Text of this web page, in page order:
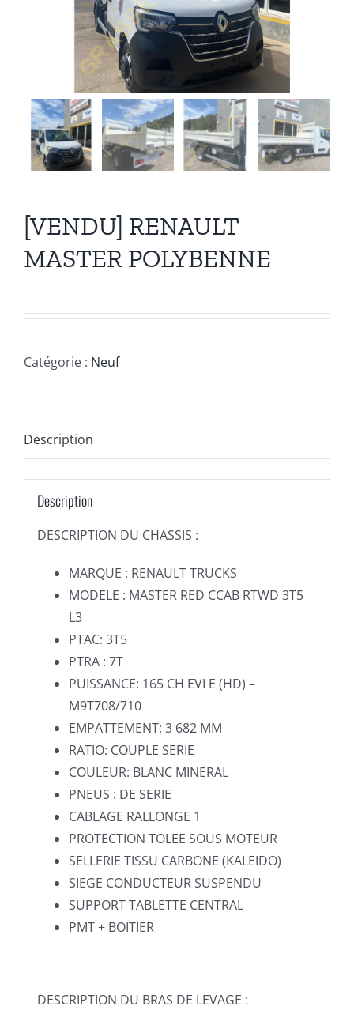
Recrutement
Contact
[VENDU] RENAULT
MASTER POLYBENNE
Catégorie : Neuf
Description
Description
DESCRIPTION DU CHASSIS :
MARQUE : RENAULT TRUCKS
MODELE : MASTER RED CCAB RTWD 3T5
L3
PTAC: 3T5
PTRA : 7T
PUISSANCE: 165 CH EVI E (HD) –
M9T708/710
EMPATTEMENT: 3 682 MM
RATIO: COUPLE SERIE
COULEUR: BLANC MINERAL
PNEUS : DE SERIE
CABLAGE RALLONGE 1
PROTECTION TOLEE SOUS MOTEUR
SELLERIE TISSU CARBONE (KALEIDO)
SIEGE CONDUCTEUR SUSPENDU
SUPPORT TABLETTE CENTRAL
PMT + BOITIER
DESCRIPTION DU BRAS DE LEVAGE :